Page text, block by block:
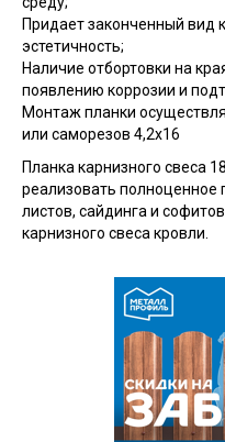
Придает законченный вид
эстетичность;
Наличие отбортовки на
появлению коррозии и
Монтаж планки
или саморезов 4,2х16
Планка карнизного свеса
реализовать
листов, сайдинга и
карнизного свеса кровли.